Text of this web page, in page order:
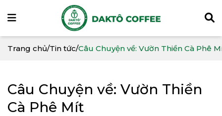
Trang chủ/Tin tức/Câu Chuyện về: Vườn Thiền Cà Phê
Câu Chuyện về: Vườn Thiền
Cà Phê Mít